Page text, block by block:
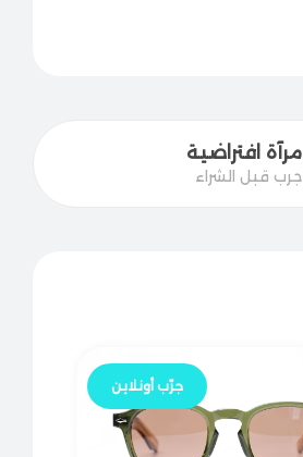
مرآة افتراضية
جرب قبل الشراء
جرّب أونلاين